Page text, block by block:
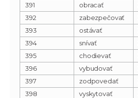
391
obracať
392
zabezpečovať
393
ostávať
394
snívať
395
chodievať
396
vybudovať
397
zodpovedať
398
vyskytovať